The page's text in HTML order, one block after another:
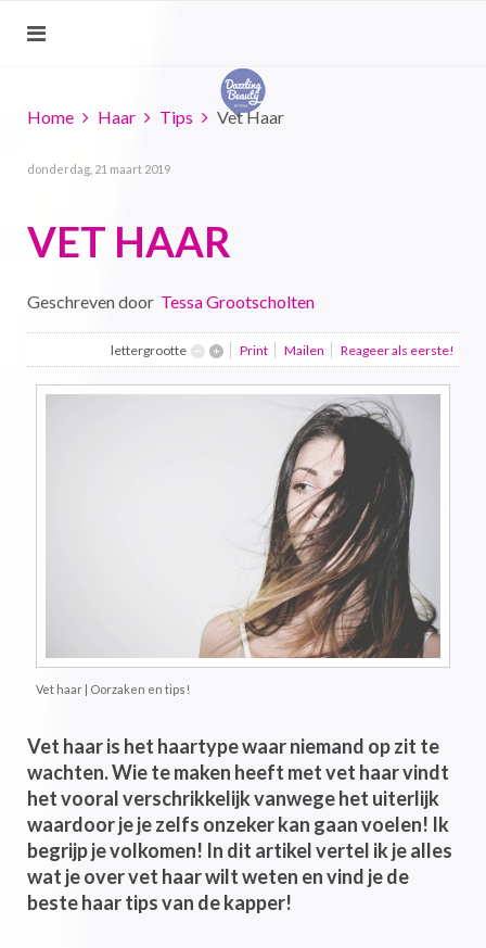
Home Haar Tips Vet Haar
donderdag, 21 maart 2019
VET HAAR
Geschreven door Tessa Grootscholten
lettergrootte Print Mailen Reageer als eerste!
Vet haar | Oorzaken en tips!
Vet haar is het haartype waar niemand op zit te
wachten. Wie te maken heeft met vet haar vindt
het vooral verschrikkelijk vanwege het uiterlijk
waardoor je je zelfs onzeker kan gaan voelen! Ik
begrijp je volkomen! In dit artikel vertel ik je alles
wat je over vet haar wilt weten en vind je de
beste haar tips van de kapper!